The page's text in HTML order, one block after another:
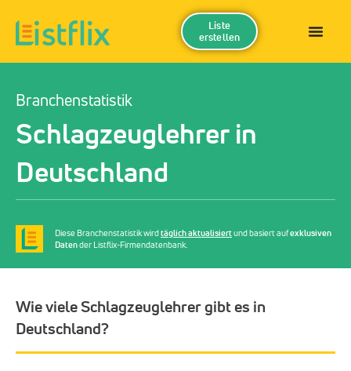
Liste
erstellen
Branchenstatistik
Schlagzeuglehrer in
Deutschland
Diese Branchenstatistik wirdtäglich aktualisiertund basiert aufexklusiven
Datender Listflix-Firmendatenbank.
Wie viele Schlagzeuglehrer gibt es in
Deutschland?